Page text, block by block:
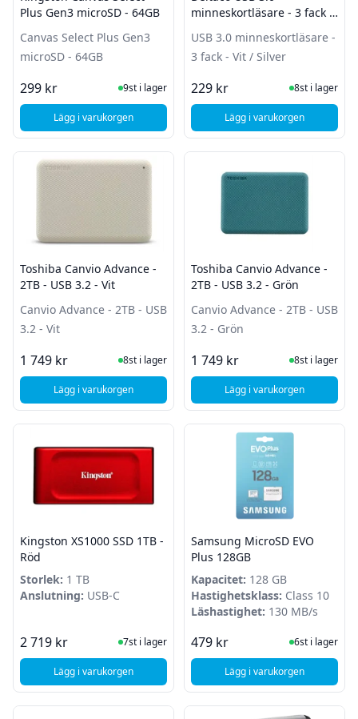
Plus Gen3 microSD - 64GB
Canvas Select Plus Gen3
microSD - 64GB
299 kr I Lager
9st i lager
Lägg i varukorgen, Kingston Canvas Select Plus Gen3 microSD - 64GB
minneskortläsare - 3 fack -
USB 3.0 minneskortläsare -
3 fack - Vit / Silver
229 kr I Lager
8st i lager
Lägg i varukorgen, Deltaco USB 3.0
Toshiba Canvio Advance -
2TB - USB 3.2 - Vit
Canvio Advance - 2TB - USB
3.2 - Vit
1 749 kr I Lager
8st i lager
Lägg i varukorgen, Toshiba Canvio Advance - 2TB - USB 3.2 - Vit
Toshiba Canvio Advance -
2TB - USB 3.2 - Grön
Canvio Advance - 2TB - USB
3.2 - Grön
1 749 kr I Lager
8st i lager
Lägg i varukorgen
, Toshiba Canvio
Kingston XS1000 SSD 1TB -
Röd
Storlek: 1 TB
Anslutning: USB-C
2 719 kr I Lager
7st i lager
Lägg i varukorgen, Kingston XS1000 SSD 1TB - Röd
Samsung MicroSD EVO
Plus 128GB
Kapacitet: 128 GB
Hastighetsklass: Class 10
Läshastighet: 130 MB/s
479 kr I Lager
6st i lager
Lägg i varukorgen, Samsung MicroSD